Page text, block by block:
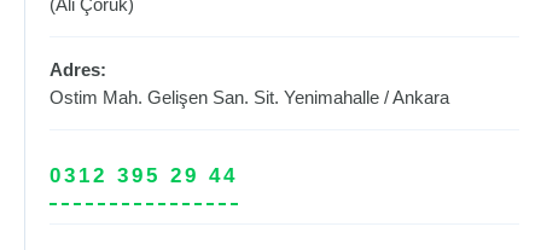
(Ali Çoruk)
Adres:
Ostim Mah. Gelişen San. Sit. Yenimahalle /Ankara
0312 395 29 44